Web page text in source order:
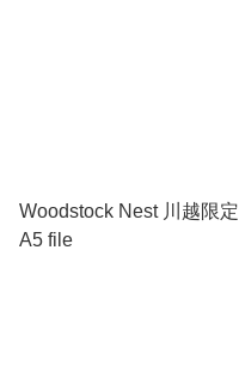
Woodstock Nest 川越限定
A5 file